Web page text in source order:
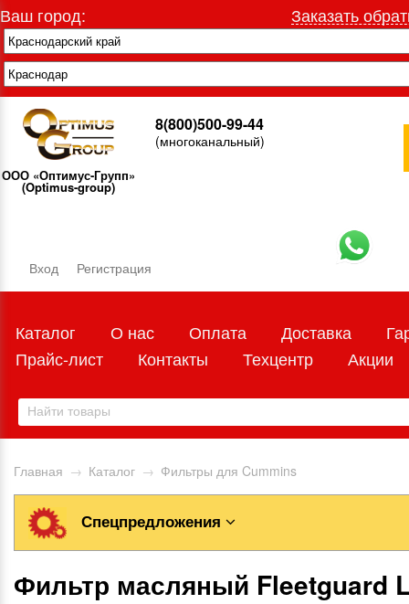
Ваш город: Заказать
ООО «Оптимус-Групп»
(Optimus-group)
8(800)500-99-44
(многоканальный)
Вход Регистрация
Каталог О нас Оплата Доставка
Прайс-лист
Контакты Техцентр Акции
Главная → Каталог → Фильтры для Cummins
Спецпредложения
Фильтр масляный Fleetguard